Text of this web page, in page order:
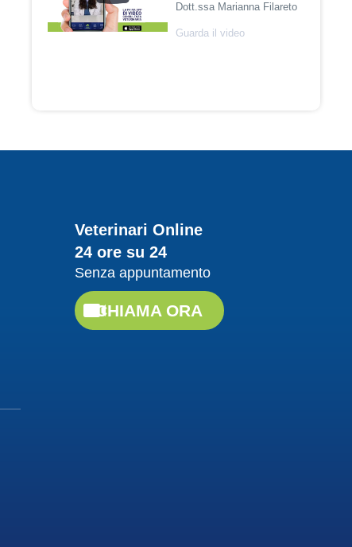
Dott.ssa Marianna Filareto
Guarda il video
Leishmaniosi
leishmaniosi
Dott. Felici Manuel
Veterinari Online
24 ore su 24
Senza appuntamento
CHIAMA ORA